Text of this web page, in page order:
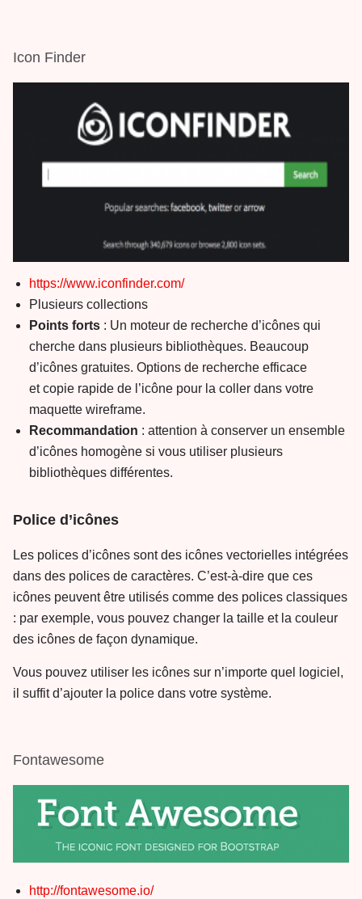
Icon Finder
https://www.iconfinder.com/
Plusieurs collections
Points forts : Un moteur de recherche d’icônes qui
cherche dans plusieurs bibliothèques. Beaucoup
d’icônes gratuites. Options de recherche efficace
et copie rapide de l’icône pour la coller dans votre
maquette wireframe.
Recommandation : attention à conserver un ensemble
d’icônes homogène si vous utiliser plusieurs
bibliothèques différentes.
Police d’icônes
Les polices d’icônes sont des icônes vectorielles intégrées
dans des polices de caractères. C’est-à-dire que ces
icônes peuvent être utilisés comme des polices classiques
: par exemple, vous pouvez changer la taille et la couleur
des icônes de façon dynamique.
Vous pouvez utiliser les icônes sur n’importe quel logiciel,
il suffit d’ajouter la police dans votre système.
Fontawesome
http://fontawesome.io/